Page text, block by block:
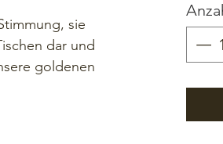
sie
dar und
goldenen